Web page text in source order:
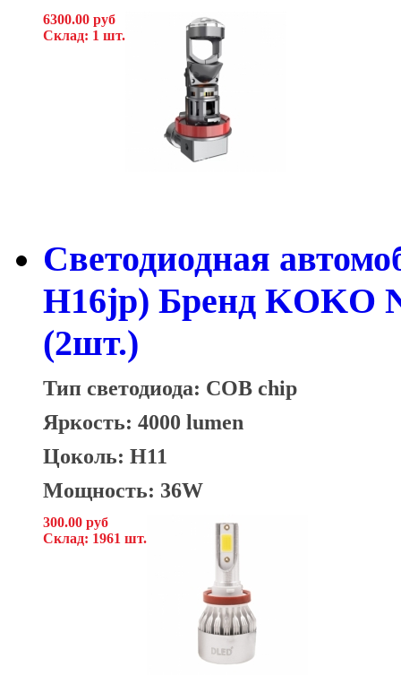
6300.00 руб
Склад: 1 шт.
Cветодиодная
H16jp) Бренд KOKO
(2шт.)
Тип светодиода: COB chip
Яркость: 4000 lumen
Цоколь: H11
Мощность: 36W
300.00 руб
Склад: 1961 шт.